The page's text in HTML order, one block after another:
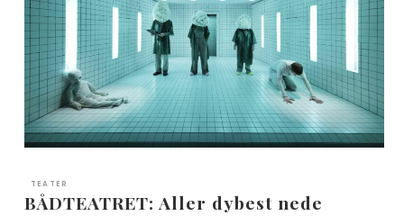
TEATER
BÅDTEATRET: Aller dybest nede